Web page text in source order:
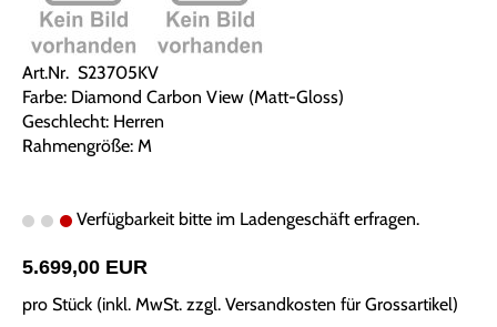
Art.Nr. S23705KV
Farbe: Diamond Carbon View (Matt-Gloss)
Geschlecht: Herren
Rahmengröße: M
Verfügbarkeit bitte im Ladengeschäft erfragen.
5.699,00 EUR
pro Stück (inkl. MwSt. zzgl. Versandkosten für Grossartikel)